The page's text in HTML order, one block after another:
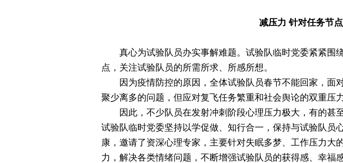
减压力 针对任务节
真心为试验队员办实事解难题。试验队临时党委紧紧围
点，关注试验队员的所需所求、所感所想。
因为疫情防控的原因，全体试验队员春节不能回家，面
聚少离多的问题，但应对复飞任务繁重和社会舆论的双重压
因此，不少队员在发射冲刺阶段心理压力极大，有的甚
试验队临时党委坚持以学促做、知行合一，保持与试验队员
康，邀请了资深心理专家，主要针对失眠多梦、工作压力
力，解决各类情绪问题，不断增强试验队员的获得感、幸福